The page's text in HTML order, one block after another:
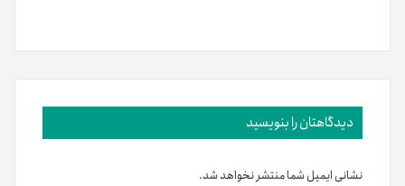
دیدگاهتان را بنویسید
نشانی ایمیل شما منتشر نخواهد شد.